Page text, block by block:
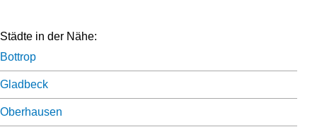
Städte in der Nähe:
Bottrop
Gladbeck
Oberhausen